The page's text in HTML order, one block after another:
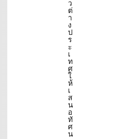
ว
ต่
า
ง
ป
ร
ะ
เ
ท
ศ
ใ
ห้
เ
ส
น
อ
ทั
ศ
น